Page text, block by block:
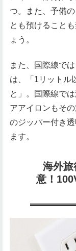
つ。また、予備
とも預けること
ょう。
また、国際線で
は、「1リットル
と」。国際線で
アアイロンもそ
のジッパー付き
ます。
海外旅
意！